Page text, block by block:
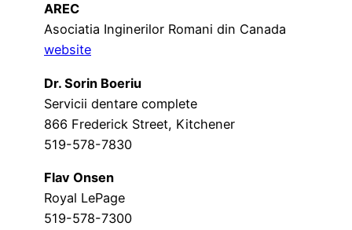
AREC
Asociatia Inginerilor Romani din Canada
website
Dr. Sorin Boeriu
Servicii dentare complete
866 Frederick Street, Kitchener
519-578-7830
Flav Onsen
Royal LePage
519-578-7300